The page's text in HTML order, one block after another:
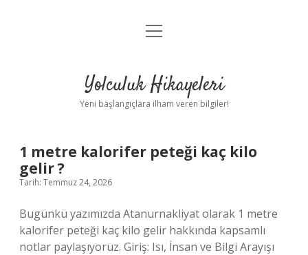
Anasayfa
Yasal Uyarı
menüyü
Yolculuk Hikayeleri
Yeni başlangıçlara ilham veren bilgiler!
Yolculuk
Hikayeleri
Yazılar
1 metre kalorifer peteği kaç kilo
gelir ?
Tarih: Temmuz 24, 2026
Bugünkü yazımızda Atanurnakliyat olarak 1 metre
kalorifer peteği kaç kilo gelir hakkında kapsamlı
notlar paylaşıyoruz. Giriş: Isı, İnsan ve Bilgi Arayışı